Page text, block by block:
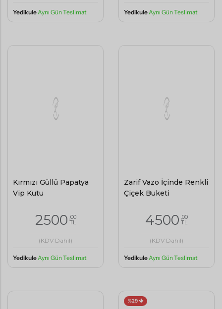
YedikuleAynı Gün Teslimat YedikuleAynı Gün Teslimat
(KDV Dahil)
Aynı Gün Teslimat
(KDV Dahil)
Aynı Gün Teslimat